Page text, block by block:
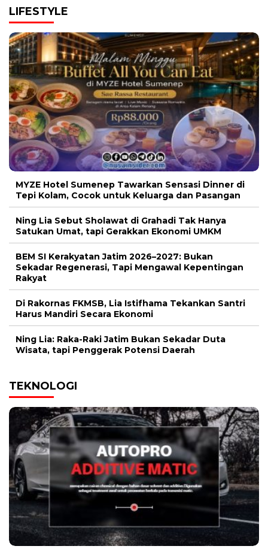
LIFESTYLE
MYZE Hotel Sumenep Tawarkan Sensasi Dinner di
Tepi Kolam, Cocok untuk Keluarga dan Pasangan
Ning Lia Sebut Sholawat di Grahadi Tak Hanya
Satukan Umat, tapi Gerakkan Ekonomi UMKM
BEM SI Kerakyatan Jatim 2026–2027: Bukan
Sekadar Regenerasi, Tapi Mengawal Kepentingan
Rakyat
Di Rakornas FKMSB, Lia Istifhama Tekankan Santri
Harus Mandiri Secara Ekonomi
Ning Lia: Raka-Raki Jatim Bukan Sekadar Duta
Wisata, tapi Penggerak Potensi Daerah
TEKNOLOGI